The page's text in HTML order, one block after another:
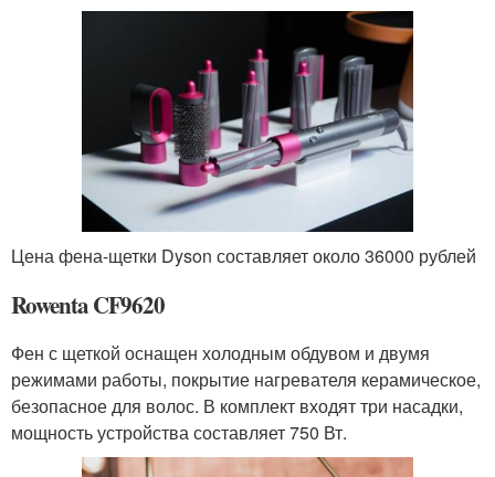
Цена фена-щетки Dyson составляет около 36000 рублей
Rowenta CF9620
Фен с щеткой оснащен холодным обдувом и двумя
режимами работы, покрытие нагревателя керамическое,
безопасное для волос. В комплект входят три насадки,
мощность устройства составляет 750 Вт.